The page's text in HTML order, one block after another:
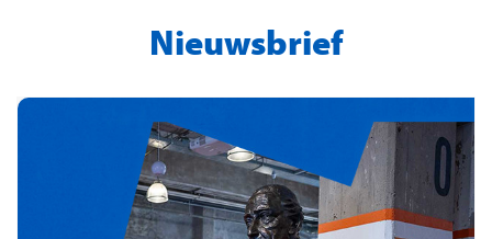
Nieuwsbrief